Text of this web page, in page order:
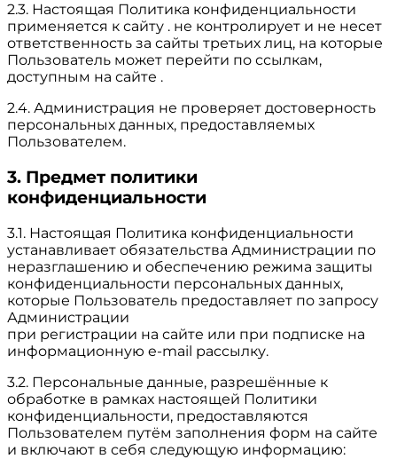
2.3. Настоящая Политика конфиденциальности
применяется к сайту . не контролирует и не несет
ответственность за сайты третьих лиц, на которые
Пользователь может перейти по ссылкам,
доступным на сайте .
2.4. Администрация не проверяет достоверность
персональных данных, предоставляемых
Пользователем.
3. Предмет политики
конфиденциальности
3.1. Настоящая Политика конфиденциальности
устанавливает обязательства Администрации по
неразглашению и обеспечению режима защиты
конфиденциальности персональных данных,
которые Пользователь предоставляет по запросу
Администрации
при регистрации на сайте или при подписке на
информационную e-mail рассылку.
3.2. Персональные данные, разрешённые к
обработке в рамках настоящей Политики
конфиденциальности, предоставляются
Пользователем путём заполнения форм на сайте
и включают в себя следующую информацию: